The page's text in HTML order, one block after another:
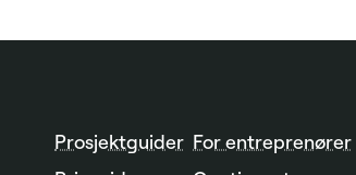
Prosjektguider For entreprenører